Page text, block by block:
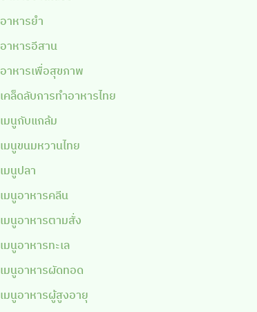
อาหารยำ
อาหารอีสาน
อาหารเพื่อสุขภาพ
เคล็ดลับการทำอาหารไทย
เมนูกับแกล้ม
เมนูขนมหวานไทย
เมนูปลา
เมนูอาหารคลีน
เมนูอาหารตามสั่ง
เมนูอาหารทะเล
เมนูอาหารผัดทอด
เมนูอาหารผู้สูงอายุ